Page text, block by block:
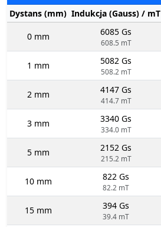
Dystans (mm) Indukcja (Gauss) / mT
0 mm 6085 Gs
608.5 mT
1 mm 5082 Gs
508.2 mT
2 mm 4147 Gs
414.7 mT
3 mm 3340 Gs
334.0 mT
5 mm 2152 Gs
215.2 mT
10 mm 822 Gs
82.2 mT
15 mm 394 Gs
39.4 mT